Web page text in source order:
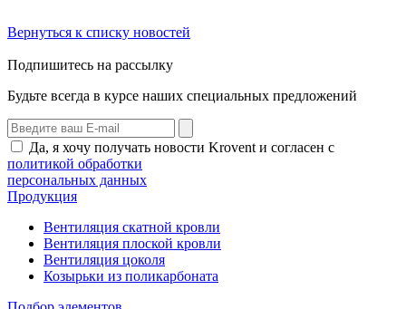
Вернуться к списку новостей
Подпишитесь на рассылку
Будьте всегда в курсе наших специальных предложений
Да, я хочу получать новости Krovent и согласен с
политикой обработки
персональных данных
Продукция
Вентиляция скатной кровли
Вентиляция плоской кровли
Вентиляция цоколя
Козырьки из поликарбоната